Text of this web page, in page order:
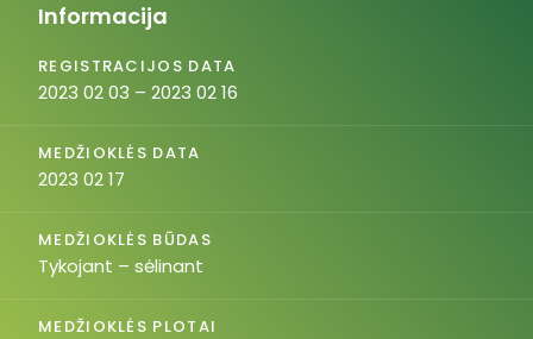
Informacija
REGISTRACIJOS DATA
2023 02 03 – 2023 02 16
MEDŽIOKLĖS DATA
2023 02 17
MEDŽIOKLĖS BŪDAS
Tykojant – sėlinant
MEDŽIOKLĖS PLOTAI